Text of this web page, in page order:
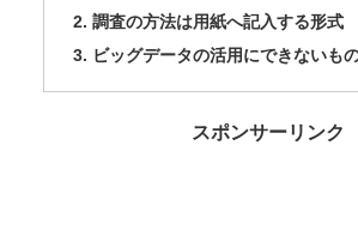
調査の方法は用紙へ記入する形式
ビッグデータの活用にできないも
スポンサーリンク